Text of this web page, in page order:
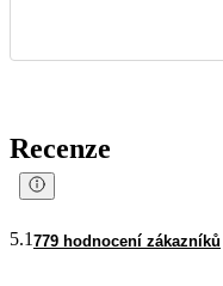
Recenze
5.1 779 hodnocení zákazníků